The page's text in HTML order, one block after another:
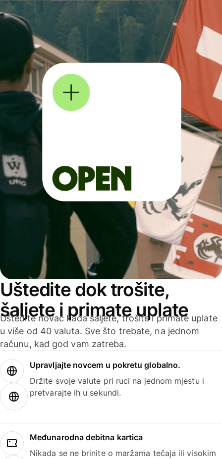
Uštedite dok trošite,
šaljete i primate uplate
Uštedite novac kada šaljete, trošite i primate uplate
u više od 40 valuta. Sve što trebate, na jednom
računu, kad god vam zatreba.
Upravljajte novcem u pokretu globalno.
Držite svoje valute pri ruci na jednom mjestu i
pretvarajte ih u sekundi.
Međunarodna debitna kartica
Nikada se ne brinite o maržama tečaja ili visokim